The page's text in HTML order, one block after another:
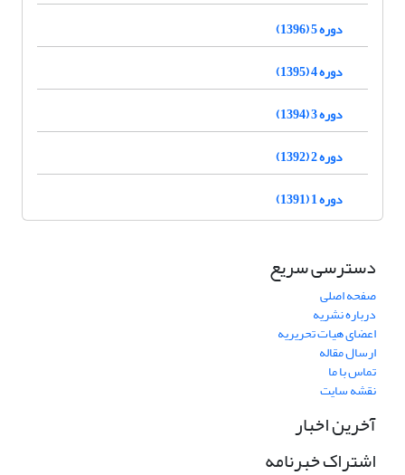
دوره 5 (1396)
دوره 4 (1395)
دوره 3 (1394)
دوره 2 (1392)
دوره 1 (1391)
دسترسی سریع
صفحه اصلی
درباره نشریه
اعضای هیات تحریریه
ارسال مقاله
تماس با ما
نقشه سایت
آخرین اخبار
اشتراک خبرنامه